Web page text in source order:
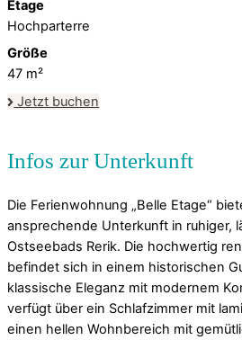
Etage
Hochparterre
Größe
47 m²
Jetzt buchen
Die Ferienwohnung „Belle Etage“
ansprechende Unterkunft in ruhiger,
Ostseebads Rerik. Die hochwertig
befindet sich in einem historischen
klassische Eleganz mit modernem
verfügt über ein Schlafzimmer mit
einen hellen Wohnbereich mit